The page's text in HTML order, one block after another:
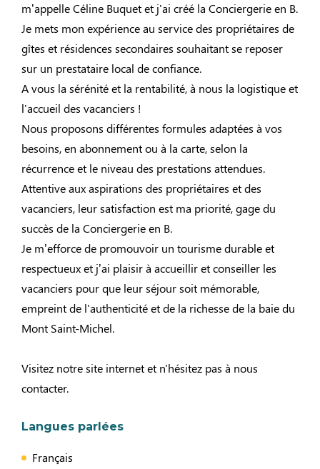
m’appelle Céline Buquet et j'ai créé la Conciergerie en B.
Je mets mon expérience au service des propriétaires de
gîtes et résidences secondaires souhaitant se reposer
sur un prestataire local de confiance.
A vous la sérénité et la rentabilité, à nous la logistique et
l'accueil des vacanciers !
Nous proposons différentes formules adaptées à vos
besoins, en abonnement ou à la carte, selon la
récurrence et le niveau des prestations attendues.
Attentive aux aspirations des propriétaires et des
vacanciers, leur satisfaction est ma priorité, gage du
succès de la Conciergerie en B.
Je m’efforce de promouvoir un tourisme durable et
respectueux et j’ai plaisir à accueillir et conseiller les
vacanciers pour que leur séjour soit mémorable,
empreint de l'authenticité et de la richesse de la baie du
Mont Saint-Michel.
Visitez notre site internet et n'hésitez pas à nous
contacter.
Langues parlées
Français